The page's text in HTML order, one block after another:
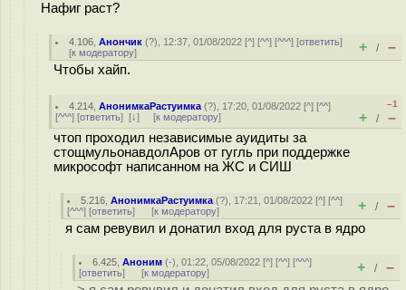
Нафиг раст?
4.106 ,Анончик (?), 12:37, 01/08/2022 [^] [^^] [^^^] [ответить]
[к модератору] + / –
Чтобы хайп.
4.214 ,АнонимкаРастуимка (?), 17:20, 01/08/2022 [^] [^^]
[^^^] [ответить] [↓] [к модератору]
–1
+ / –
чтоп проходил независимые ауидиты за
стощмульонавдолАров от гугль при поддержке
микрософт написанном на ЖС и СИШ
5.216 ,АнонимкаРастуимка (?), 17:21, 01/08/2022 [^] [^^]
[^^^] [ответить] [к модератору] + / –
я сам ревувил и донатил вход для руста в ядро
6.425 ,Аноним (-), 01:22, 05/08/2022 [^] [^^] [^^^]
[ответить] [к модератору] + / –